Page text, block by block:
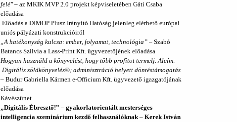
felé"– az MKIK MVP 2.0 projekt képviseletében Gáti Csaba
előadása
Előadás a DIMOP Plusz Irányító Hatóság jelenleg elérhető európai
uniós pályázati konstrukcióiról
„A hatékonyság kulcsa: ember, folyamat, technológia” – Szabó
Batancs Szilvia a Lass-Print Kft. ügyvezetőjének előadása
Hogyan használd a könyvelést, hogy több profitot termelj. Alcím:
Digitális zöldkönyvelés®; adminisztráció helyett döntéstámogatás
– Budur Gabriella Kármen e-Officium Kft. ügyvezető igazgatójának
előadása
Kávészünet
„Digitális Ébresztő!” – gyakorlatorientált mesterséges
intelligencia szeminárium kezdő felhasználóknak ‒ Kerek István